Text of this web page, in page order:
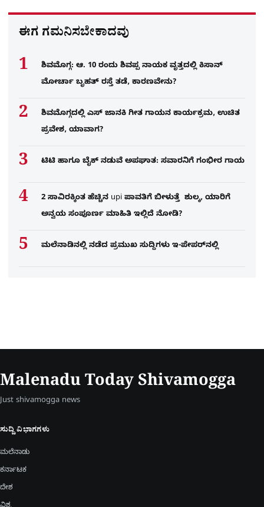
ಈಗ ಗಮನಿಸಬೇಕಾದವು
ಶಿವಮೊಗ್ಗ: ಆ. 10 ರಂದು ಶಿವಪ್ಪ ನಾಯಕ ವೃತ್ತದಲ್ಲಿ ಕಿಸಾನ್
ಮೋರ್ಚಾ ಬೃಹತ್ ರಸ್ತೆ ತಡೆ, ಕಾರಣವೇನು?
ಶಿವಮೊಗ್ಗದಲ್ಲಿ ಎಸ್​ ಜಾನಕಿ ಗೀತ ಗಾಯನ ಕಾರ್ಯಕ್ರಮ, ಉಚಿತ
ಪ್ರವೇಶ, ಯಾವಾಗ?
ಟಿಟಿ ಹಾಗೂ ಬೈಕ್ ನಡುವೆ ಅಪಘಾತ: ಸವಾರನಿಗೆ ಗಂಭೀರ ಗಾಯ
2 ಸಾವಿರಕ್ಕಿಂತ ಹೆಚ್ಚಿನ upi ಪಾವತಿಗೆ ಬೀಳುತ್ತೆ ಶುಲ್ಕ, ಯಾರಿಗೆ
ಅನ್ವಯ ಸಂಪೂರ್ಣ ಮಾಹಿತಿ ಇಲ್ಲಿದೆ ನೋಡಿ?
ಮಲೆನಾಡಿನಲ್ಲಿ ನಡೆದ ಪ್ರಮುಖ ಸುದ್ದಿಗಳು ಇ-ಪೇಪರ್​​​​ನಲ್ಲಿ
Malenadu Today Shivamogga
Just shivamogga news
ಸುದ್ದಿ ವಿಭಾಗಗಳು
ಮಲೆನಾಡು
ಕರ್ನಾಟಕ
ದೇಶ